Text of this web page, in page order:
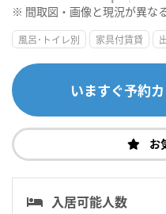
※ 間取図・画像と現況が異な
風呂･トイレ別 家具付賃貸
いますぐ予約
お
入居可能人数